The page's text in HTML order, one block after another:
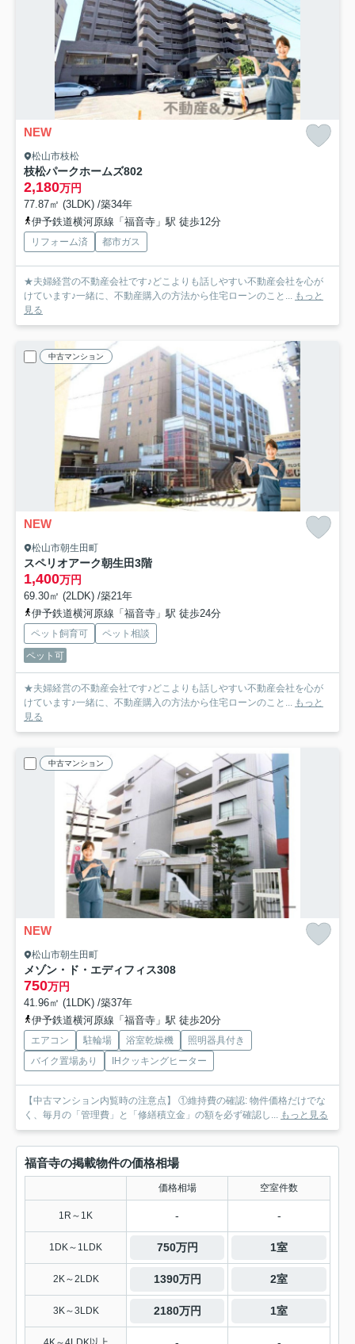
NEW
松山市枝松
枝松パークホームズ802
2,180万円
77.87㎡ (3LDK) /築34年
伊予鉄道横河原線「福音寺」駅 徒歩12分
リフォーム済 都市ガス
★夫婦経営の不動産会社です♪どこよりも話しやすい不動産会社を心が
けています♪一緒に、不動産購入の方法から住宅ローンのこと...
もっと
見る
中古マンション
NEW
松山市朝生田町
スペリオアーク朝生田3階
1,400万円
69.30㎡ (2LDK) /築21年
伊予鉄道横河原線「福音寺」駅 徒歩24分
ペット飼育可
ペット相談
ペット可
★夫婦経営の不動産会社です♪どこよりも話しやすい不動産会社を心が
けています♪一緒に、不動産購入の方法から住宅ローンのこと...
もっと
見る
中古マンション
NEW
松山市朝生田町
メゾン・ド・エディフィス308
750万円
41.96㎡ (1LDK) /築37年
伊予鉄道横河原線「福音寺」駅 徒歩20分
エアコン 駐輪場 浴室乾燥機
照明器具付き
バイク置場あり
IHクッキングヒーター
【中古マンション内覧時の注意点】 ①維持費の確認: 物件価格だけでな
く、毎月の「管理費」と「修繕積立金」の額を必ず確認し...
もっと見る
福音寺の掲載物件の価格相場
価格相場 空室件数
1R～1K - -
1DK～1LDK 750万円 1室
2K～2LDK 1390万円 2室
3K～3LDK 2180万円 1室